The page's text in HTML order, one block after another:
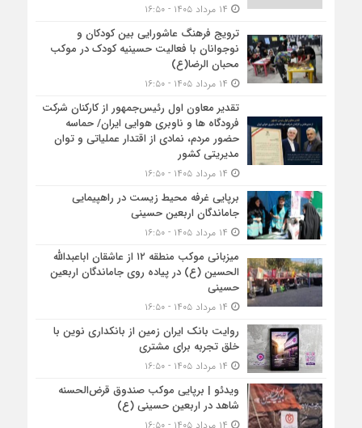
ترویج فرهنگ عاشورایی بین کودکان و
نوجوانان با فعالیت حسینیه کودک در موکب
محبان الرضا(ع)
تقدیر معاون اول رئیس‌جمهور از کارکنان شرکت
فرودگاه ها و ناوبری هوایی ایران/ حماسه
حضور مردم، نمادی از اقتدار عملیاتی و توان
مدیریتی کشور
برپایی غرفه محیط زیست در راهپیمایی
جاماندگان اربعین حسینی
میزبانی موکب منطقه ۱۲ از عاشقان اباعبدالله
الحسین (ع) در پیاده روی جاماندگان اربعین
حسینی
روایت بانک ایران زمین از بانکداری نوین با
خلق تجربه برای مشتری
ویدئو | برپایی موکب صندوق قرض‌الحسنه
شاهد در اربعین حسینی (ع)